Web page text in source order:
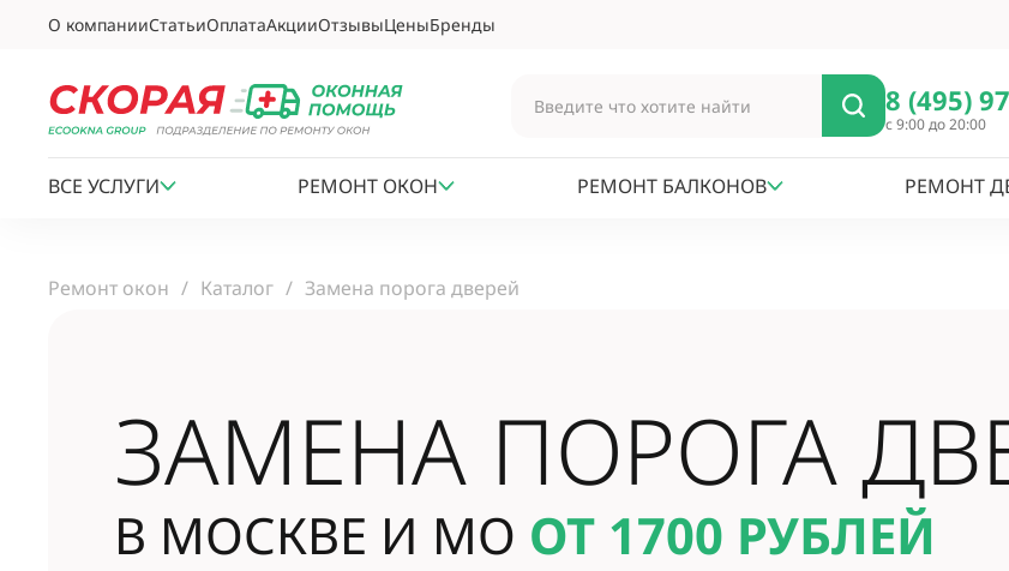
О компанииСтатьиОплатаАкцииОтзывыЦеныБренды
8 (495)
с 9:00 до 20:00
ВСЕ УСЛУГИ РЕМОНТ ОКОН РЕМОНТ БАЛКОНОВ РЕМОНТ
Ремонт окон Каталог Замена порога дверей
ЗАМЕНА ПОРОГА
В МОСКВЕ И МО ОТ 1700 РУБЛЕЙ